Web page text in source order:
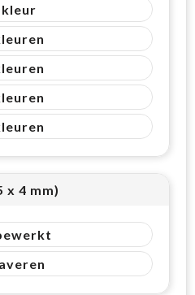
x 4 mm)